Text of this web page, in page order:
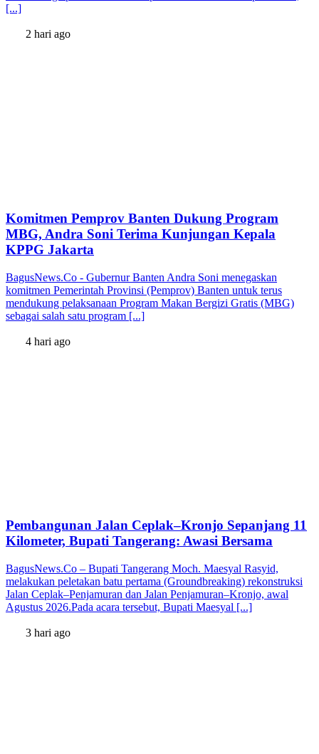
[...]
2 hari ago
Komitmen Pemprov Banten Dukung Program
MBG, Andra Soni Terima Kunjungan Kepala
KPPG Jakarta
BagusNews.Co - Gubernur Banten Andra Soni menegaskan
komitmen Pemerintah Provinsi (Pemprov) Banten untuk terus
mendukung pelaksanaan Program Makan Bergizi Gratis (MBG)
sebagai salah satu program [...]
4 hari ago
Pembangunan Jalan Ceplak–Kronjo Sepanjang 11
Kilometer, Bupati Tangerang: Awasi Bersama
BagusNews.Co – Bupati Tangerang Moch. Maesyal Rasyid,
melakukan peletakan batu pertama (Groundbreaking) rekonstruksi
Jalan Ceplak–Penjamuran dan Jalan Penjamuran–Kronjo, awal
Agustus 2026.Pada acara tersebut, Bupati Maesyal [...]
3 hari ago